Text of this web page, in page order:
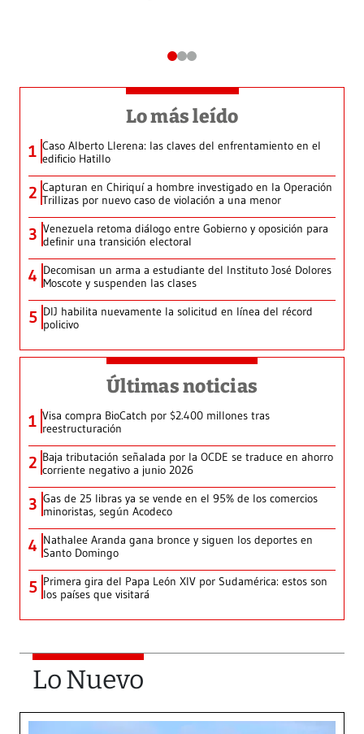
Lo más leído
1 Caso Alberto Llerena: las claves del enfrentamiento en el
edificio Hatillo
2 Capturan en Chiriquí a hombre investigado en la Operación
Trillizas por nuevo caso de violación a una menor
3 Venezuela retoma diálogo entre Gobierno y oposición para
definir una transición electoral
4 Decomisan un arma a estudiante del Instituto José Dolores
Moscote y suspenden las clases
5 DIJ habilita nuevamente la solicitud en línea del récord
policivo
Últimas noticias
1 Visa compra BioCatch por $2.400 millones tras
reestructuración
2 Baja tributación señalada por la OCDE se traduce en ahorro
corriente negativo a junio 2026
3 Gas de 25 libras ya se vende en el 95% de los comercios
minoristas, según Acodeco
4 Nathalee Aranda gana bronce y siguen los deportes en
Santo Domingo
5 Primera gira del Papa León XIV por Sudamérica: estos son
los países que visitará
Lo Nuevo